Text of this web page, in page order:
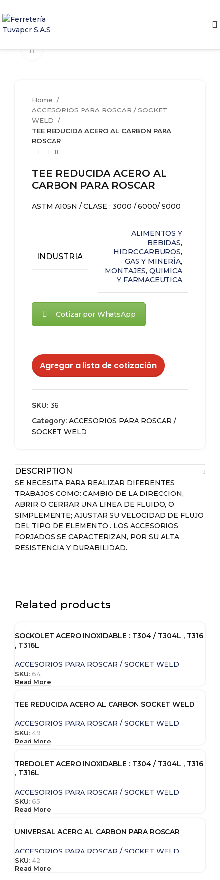
Clic para agrandar
Home
ACCESORIOS PARA ROSCAR / SOCKET
WELD
TEE REDUCIDA ACERO AL CARBON PARA
ROSCAR
TEE REDUCIDA ACERO AL
CARBON PARA ROSCAR
ASTM A105N / CLASE : 3000 / 6000/ 9000
INDUSTRIA
ALIMENTOS Y
BEBIDAS,
HIDROCARBUROS,
GAS Y MINERÍA,
MONTAJES, QUIMICA
Y FARMACEUTICA
Cotizar por WhatsApp
Agregar a lista de cotización
SKU: 36
Category: ACCESORIOS PARA ROSCAR /
SOCKET WELD
DESCRIPTION
SE NECESITA PARA REALIZAR DIFERENTES
TRABAJOS COMO: CAMBIO DE LA DIRECCION,
ABRIR O CERRAR UNA LINEA DE FLUIDO, O
SIMPLEMENTE; AJUSTAR SU VELOCIDAD DE FLUJO
DEL TIPO DE ELEMENTO . LOS ACCESORIOS
FORJADOS SE CARACTERIZAN, POR SU ALTA
RESISTENCIA Y DURABILIDAD.
Related products
SOCKOLET ACERO INOXIDABLE : T304 / T304L , T316
, T316L
ACCESORIOS PARA ROSCAR / SOCKET WELD
SKU: 64
Read More
TEE REDUCIDA ACERO AL CARBON SOCKET WELD
ACCESORIOS PARA ROSCAR / SOCKET WELD
SKU: 49
Read More
TREDOLET ACERO INOXIDABLE : T304 / T304L , T316
, T316L
ACCESORIOS PARA ROSCAR / SOCKET WELD
SKU: 65
Read More
UNIVERSAL ACERO AL CARBON PARA ROSCAR
ACCESORIOS PARA ROSCAR / SOCKET WELD
SKU: 42
Read More